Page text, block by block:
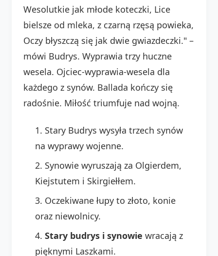
Wesolutkie jak młode koteczki, Lice
bielsze od mleka, z czarną rzęsą powieka,
Oczy błyszczą się jak dwie gwiazdeczki." –
mówi Budrys. Wyprawia trzy huczne
wesela. Ojciec-wyprawia-wesela dla
każdego z synów. Ballada kończy się
radośnie. Miłość triumfuje nad wojną.
Stary Budrys wysyła trzech synów
na wyprawy wojenne.
Synowie wyruszają za Olgierdem,
Kiejstutem i Skirgiełłem.
Oczekiwane łupy to złoto, konie
oraz niewolnicy.
Stary budrys i synowie wracają z
pięknymi Laszkami.